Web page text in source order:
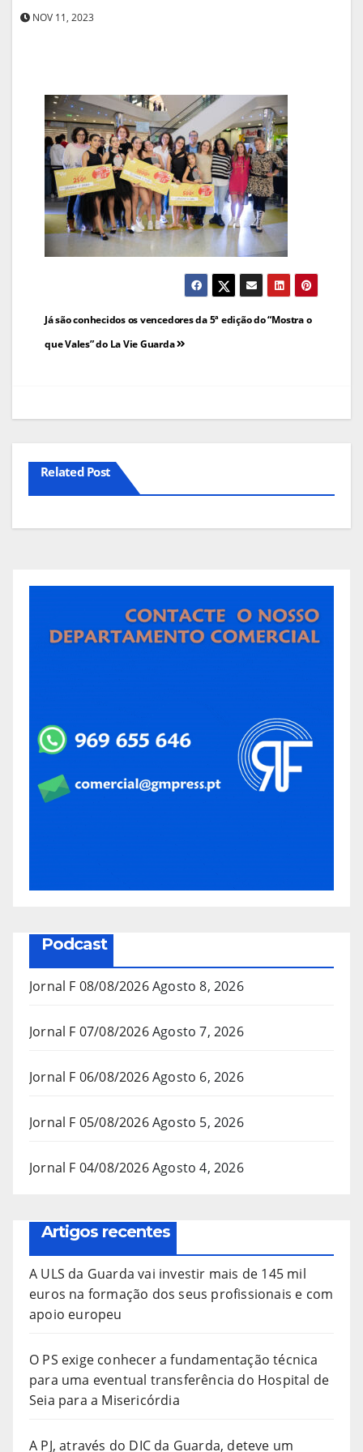
NOV 11, 2023
Navegação
de
Já são conhecidos os vencedores da 5ª edição do “Mostra o
que Vales” do La Vie Guarda
Related Post
Podcast
Jornal F 08/08/2026Agosto 8, 2026
Jornal F 07/08/2026Agosto 7, 2026
Jornal F 06/08/2026Agosto 6, 2026
Jornal F 05/08/2026Agosto 5, 2026
Jornal F 04/08/2026Agosto 4, 2026
Artigos recentes
A ULS da Guarda vai investir mais de 145 mil
euros na formação dos seus profissionais e com
apoio europeu
O PS exige conhecer a fundamentação técnica
para uma eventual transferência do Hospital de
Seia para a Misericórdia
A PJ, através do DIC da Guarda, deteve um